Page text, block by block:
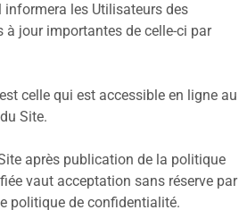
les Utilisateurs des
jour importantes de celle-ci par
celle qui est accessible en ligne au
Site.
après publication de la politique
vaut acceptation sans réserve par
politique de confidentialité.